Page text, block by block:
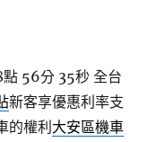
點 56分 35秒 全台
新客享優惠利率支
的權利 大安區機車